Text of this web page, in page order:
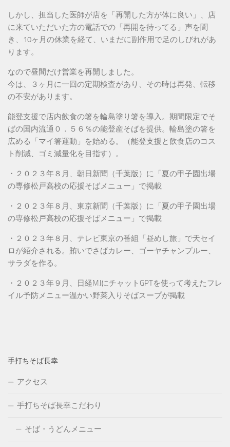
しかし、担当した医師が店を「再開した方が体に良い」、店
に来ていただいた方の電話での「再開を待ってる」声を聞
き、10ヶ月の休業を経て、いまだに副作用で足のしびれがあ
ります。
なので昼間だけ営業を再開しました。
今は、３ヶ月に一回の定期検査があり、その時は再発、転移
の不安があります。
能登支援で店内飲食の箸を輪島塗り箸を導入。期間限定でそ
ばの国内流通０．５６％の能登産そばを提供。輪島塗の箸を
広める「マイ箸運動」を始める。（能登支援と飲食店のコス
ト削減、ゴミ減量化を目指す）。
・２０２３年８月、朝日新聞（千葉版）に「夏の甲子園出場
の専修松戸高校の応援そばメニュー」で掲載
・２０２３年８月、東京新聞（千葉版）に「夏の甲子園出場
の専修松戸高校の応援そばメニュー」で掲載
・２０２３年８月、テレビ東京の番組「昼めし旅」で天セイ
ロが紹介される。賄いでさばカレー、ゴーヤチャンプルー、
サラダを作る。
・２０２３年９月、日経MJにチャットGPTを使って考えたフレ
イル予防メニュー温かい野菜入りそばスープが掲載
手打ちそば長幸
アクセス
手打ちそば長幸こだわり
そば・うどんメニュー